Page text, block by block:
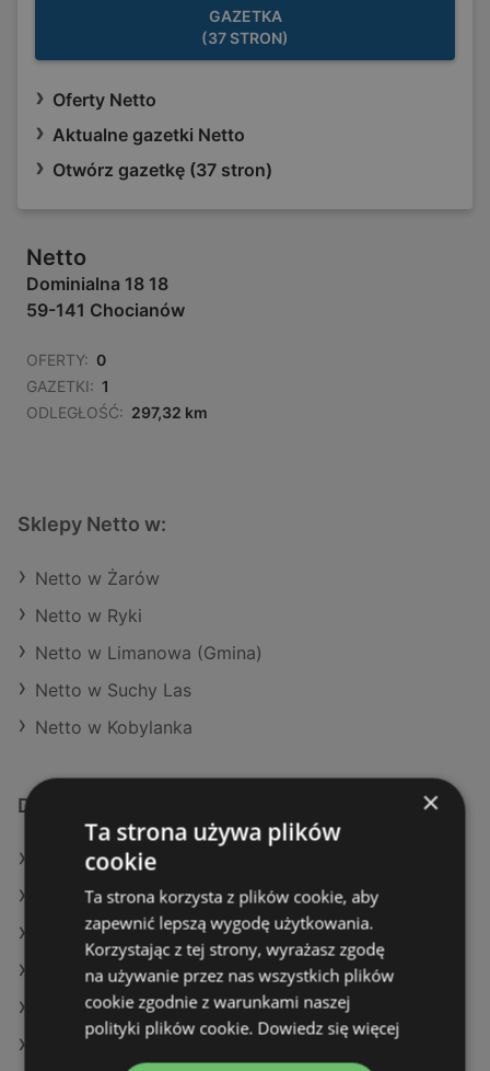
GAZETKA
(37 STRON)
Oferty Netto
Aktualne gazetki Netto
Otwórz gazetkę (37 stron)
Netto
Dominialna 18 18
59-141 Chocianów
OFERTY: 0
GAZETKI: 1
ODLEGŁOŚĆ: 297,32 km
Sklepy Netto w:
Netto w Żarów
Netto w Ryki
Netto w Limanowa (Gmina)
Netto w Suchy Las
Netto w Kobylanka
Dodatkowe łącza
Oferty Netto
Oferty Stokrotka
Oferty SPAR
Aktualne gazetki Biedronka
Aktualne gazetki Delikatesy Centrum
Aktualne gazetki E.Leclerc
×
Ta strona używa plików
cookie
Ta strona korzysta z plików cookie, aby
zapewnić lepszą wygodę użytkowania.
Korzystając z tej strony, wyrażasz zgodę
na używanie przez nas wszystkich plików
cookie zgodnie z warunkami naszej
polityki plików cookie. Dowiedz się więcej